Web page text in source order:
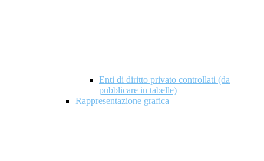
Enti di diritto privato controllati (da
pubblicare in tabelle)
Rappresentazione grafica